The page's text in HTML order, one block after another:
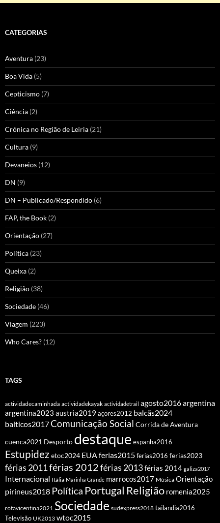
CATEGORIAS
Aventura (23)
Boa Vida (5)
Cepticismo (7)
Ciência (2)
Crónica no Região de Leiria (21)
Cultura (9)
Devaneios (12)
DN (9)
DN – Publicado/Respondido (6)
FAP, the Book (2)
Orientação (27)
Política (23)
Queixa (2)
Religião (38)
Sociedade (46)
Viagem (223)
Who Cares? (12)
TAGS
actividadecaminhada actividadekayak actividadetrail agosto2016argentina
argentina2023 austria2019 açores2012 balcãs2024
balticos2017Comunicação Social Corrida de Aventura
cuenca2021 Desporto destaque espanha2016
Estupidez etoc2024 EUAferias2015ferias2016 ferias2023
férias 2011férias 2012férias 2013férias 2014 galiza2017
Internacional Itália Marinha Grande marrocos2017 Música Orientação
pirineus2018 Política Portugal Religião romenia2025
rotavicentina2021 Sociedade sudexpress2018 tailandia2016
Televisão UK2013 wtoc2015